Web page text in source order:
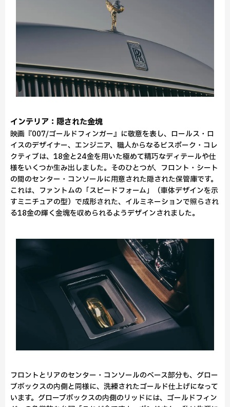
インテリア：隠された金塊
映画『007/ゴールドフィンガー』に敬意を表し、ロールス・ロ
イスのデザイナー、エンジニア、職人からなるビスポーク・コレ
クティブは、18金と24金を用いた極めて精巧なディテールや仕
様をいくつか生み出しました。そのひとつが、フロント・シート
の間のセンター・コンソールに用意された隠された保管庫です。
これは、ファントムの「スピードフォーム」（車体デザインを示
すミニチュアの型）で成形された、イルミネーションで照らされ
る18金の輝く金塊を収められるようデザインされました。
フロントとリアのセンター・コンソールのベース部分も、グロー
ブボックスの内側と同様に、洗練されたゴールド仕上げになって
います。グローブボックスの内側のリッドには、ゴールドフィン